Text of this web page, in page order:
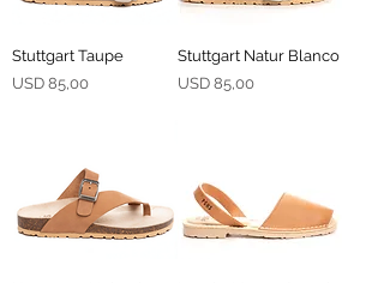
Stuttgart Taupe
Precio
USD 85,00
Stuttgart Natur Blanco
Precio
USD 85,00